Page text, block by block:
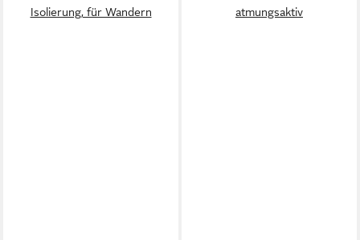
Isolierung, für Wandern
atmungsaktiv